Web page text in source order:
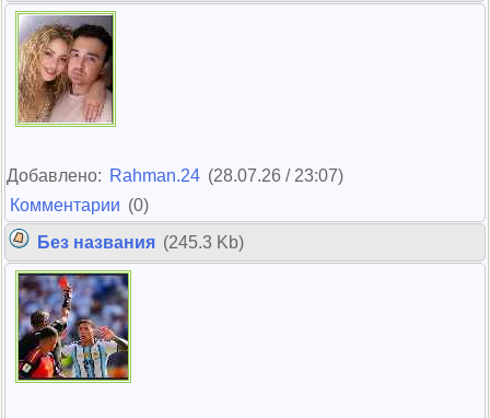
Добавлено: Rahman.24 (28.07.26 / 23:07)
Комментарии (0)
Без названия (245.3 Kb)